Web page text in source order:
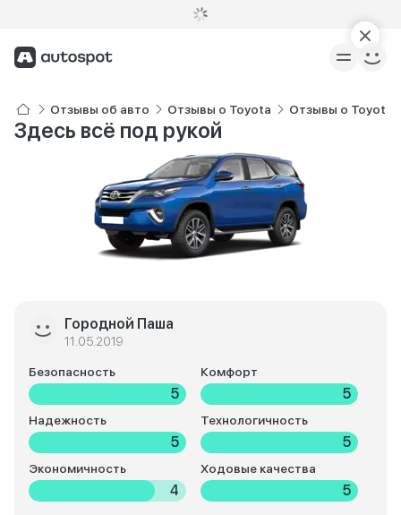
Отзывы об авто Отзывы о Toyota Отзывы о Toyota
Здесь всё под рукой
Городной Паша
11.05.2019
Безопасность
5
Комфорт
5
Надежность
5
Технологичность
5
Экономичность
4
Ходовые качества
5